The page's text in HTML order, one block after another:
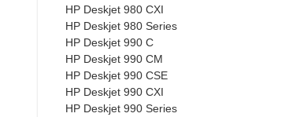
HP Deskjet 980 CXI
HP Deskjet 980 Series
HP Deskjet 990 C
HP Deskjet 990 CM
HP Deskjet 990 CSE
HP Deskjet 990 CXI
HP Deskjet 990 Series